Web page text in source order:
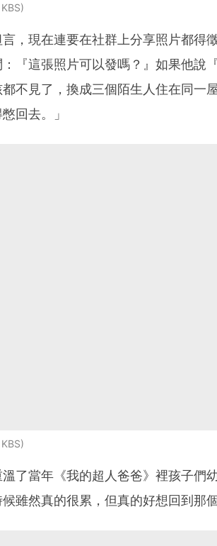
，現在連要在社群上分享照片都得
『這張照片可以發嗎？』如果他說
不見了，換成三個陌生人住在同一
回去。」
了當年《我的超人爸爸》裡孩子們
雖然真的很累，但真的好想回到那